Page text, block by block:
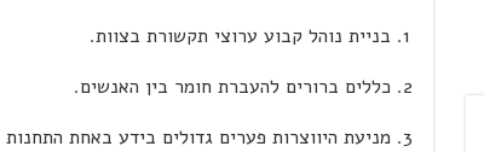
בניית נוהל קבוע ערוצי תקשורת בצוות.
כללים ברורים להעברת חומר בין האנשים.
מניעת היווצרות פערים גדולים בידע באחת